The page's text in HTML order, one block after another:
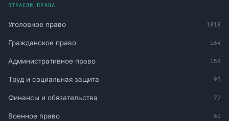
ОТРАСЛИ ПРАВА
Уголовное право 1818
Гражданское право 164
Административное право 159
Труд и социальная защита 90
Финансы и обязательства 77
Военное право 60